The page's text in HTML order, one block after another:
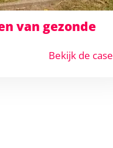
van gezonde
Bekijk de case